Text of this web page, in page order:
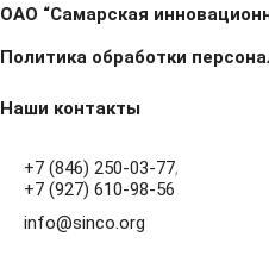
ОАО “Самарская
Политика обработки
Наши контакты
+7 (846) 250-03-77,
+7 (927) 610-98-56
info@sinco.org